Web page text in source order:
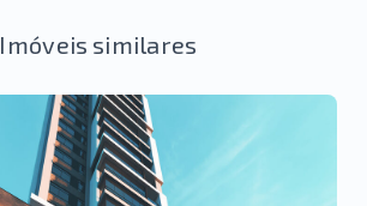
Imóveis similares